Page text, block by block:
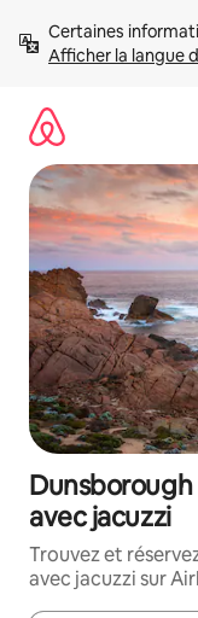
directement
Afficher la langue
Dunsborough
avec jacuzzi
Trouvez et
avec jacuzzi sur